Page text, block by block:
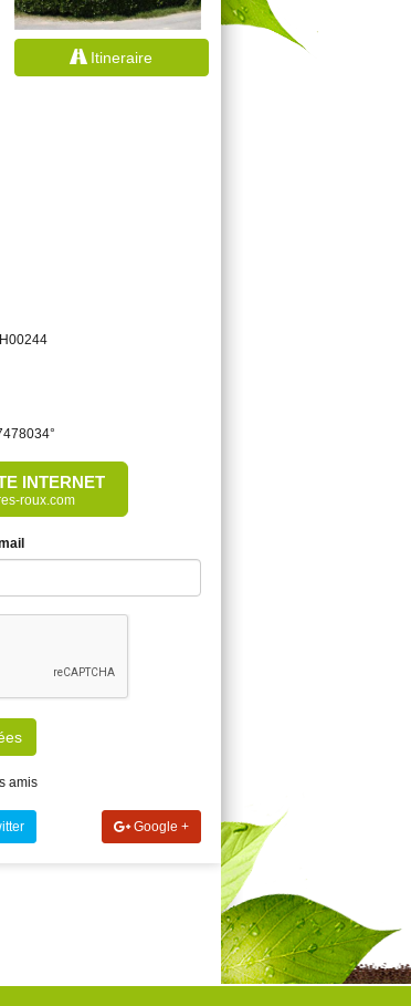
Itineraire
°
INTERNET
roux.com
amis
Google +